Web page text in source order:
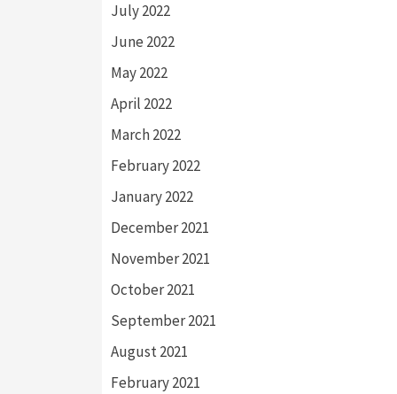
July 2022
June 2022
May 2022
April 2022
March 2022
February 2022
January 2022
December 2021
November 2021
October 2021
September 2021
August 2021
February 2021